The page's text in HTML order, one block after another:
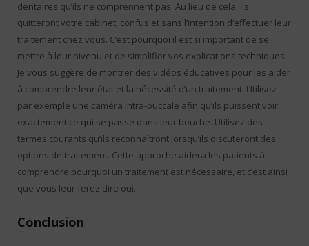
dentaires qu’ils ne comprennent pas. Au lieu de cela, ils
quitteront votre cabinet, confus et sans l’intention d’effectuer leur
traitement chez vous. C’est pourquoi il est si important de se
mettre à leur niveau et de simplifier vos explications techniques.
Je vous suggère de montrer des vidéos éducatives pour les aider
à comprendre leur état et la nécessité d’un traitement. Utilisez
par exemple une caméra intra-buccale afin qu’ils puissent voir
exactement ce qui se passe dans leur bouche. Utilisez des
termes courants qu’ils reconnaîtront lorsqu’ils discuteront des
options de traitement. Cette approche aidera les patients à
comprendre pourquoi un traitement est nécessaire, et c’est ainsi
que vous leur ferez dire oui.
Conclusion